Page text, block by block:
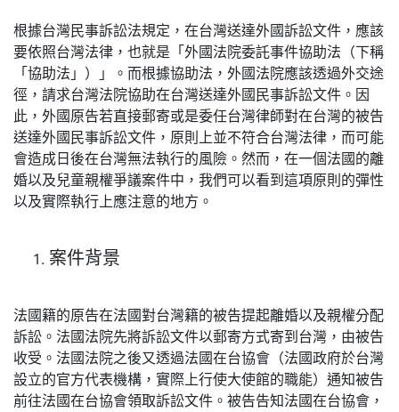
根據台灣民事訴訟法規定，在台灣送達外國訴訟文件，應該
要依照台灣法律，也就是「外國法院委託事件協助法（下稱
「協助法」）」。而根據協助法，外國法院應該透過外交途
徑，請求台灣法院協助在台灣送達外國民事訴訟文件。因
此，外國原告若直接郵寄或是委任台灣律師對在台灣的被告
送達外國民事訴訟文件，原則上並不符合台灣法律，而可能
會造成日後在台灣無法執行的風險。然而，在一個法國的離
婚以及兒童親權爭議案件中，我們可以看到這項原則的彈性
以及實際執行上應注意的地方。
案件背景
法國籍的原告在法國對台灣籍的被告提起離婚以及親權分配
訴訟。法國法院先將訴訟文件以郵寄方式寄到台灣，由被告
收受。法國法院之後又透過法國在台協會（法國政府於台灣
設立的官方代表機構，實際上行使大使館的職能）通知被告
前往法國在台協會領取訴訟文件。被告告知法國在台協會，